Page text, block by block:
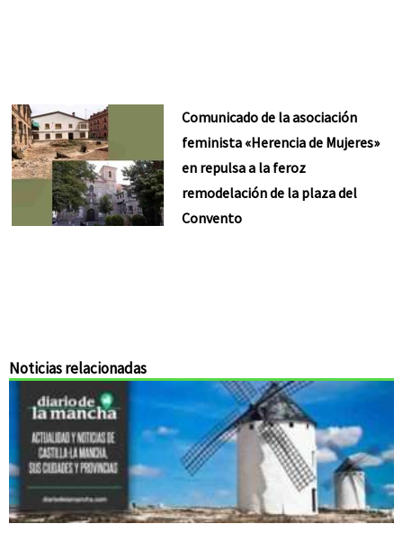
Comunicado de la asociación
feminista «Herencia de Mujeres»
en repulsa a la feroz
remodelación de la plaza del
Convento
Noticias relacionadas